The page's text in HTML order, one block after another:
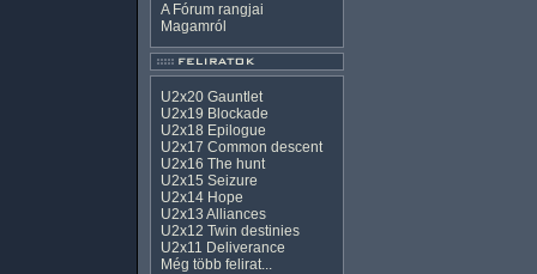
A Fórum rangjai
Magamról
U2x20 Gauntlet
U2x19 Blockade
U2x18 Epilogue
U2x17 Common descent
U2x16 The hunt
U2x15 Seizure
U2x14 Hope
U2x13 Alliances
U2x12 Twin destinies
U2x11 Deliverance
Még több felirat...